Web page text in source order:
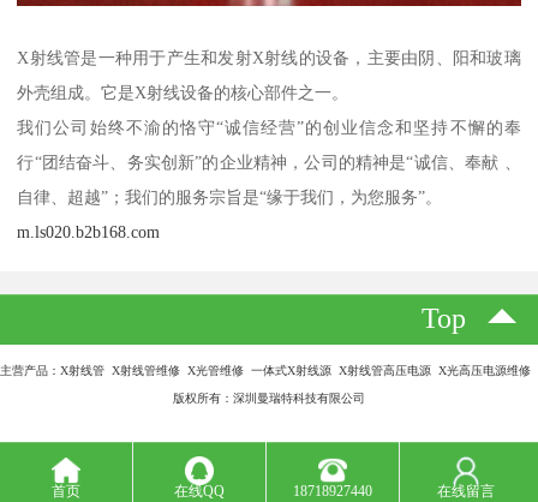
X射线管是一种用于产生和发射X射线的设备，主要由阴、阳和玻璃
外壳组成。它是X射线设备的核心部件之一。
我们公司始终不渝的恪守“诚信经营”的创业信念和坚持不懈的奉
行“团结奋斗、务实创新”的企业精神，公司的精神是“诚信、奉献 、
自律、超越”；我们的服务宗旨是“缘于我们，为您服务”。
m.ls020.b2b168.com
Top
主营产品：X射线管 X射线管维修 X光管维修 一体式X射线源 X射线管高压电源 X光高压电源维修
版权所有：深圳曼瑞特科技有限公司
首页 在线QQ 18718927440 在线留言